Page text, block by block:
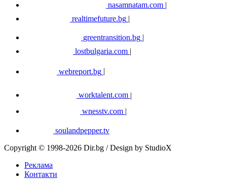
nasamnatam.com |
realtimefuture.bg |
greentransition.bg |
lostbulgaria.com |
webreport.bg
worktalent.com |
wnesstv.com |
soulandpepper.tv
Copyright © 1998-2026 Dir.bg / Design by StudioX
Реклама
Контакти